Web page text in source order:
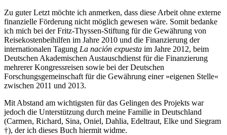
Zu guter Letzt möchte ich anmerken, dass diese Arbeit ohne externe
finanzielle Förderung nicht möglich gewesen wäre. Somit bedanke
ich mich bei der Fritz-Thyssen-Stiftung für die Gewährung von
Reisekostenbeihilfen im Jahre 2010 und die Finanzierung der
internationalen Tagung La nación expuesta im Jahre 2012, beim
Deutschen Akademischen Austauschdienst für die Finanzierung
mehrerer Kongressreisen sowie bei der Deutschen
Forschungsgemeinschaft für die Gewährung einer »eigenen Stelle«
zwischen 2011 und 2013.
Mit Abstand am wichtigsten für das Gelingen des Projekts war
jedoch die Unterstützung durch meine Familie in Deutschland
(Carmen, Richard, Sina, Oniel, Dahlia, Edeltraut, Elke und Siegram
†), der ich dieses Buch hiermit widme.